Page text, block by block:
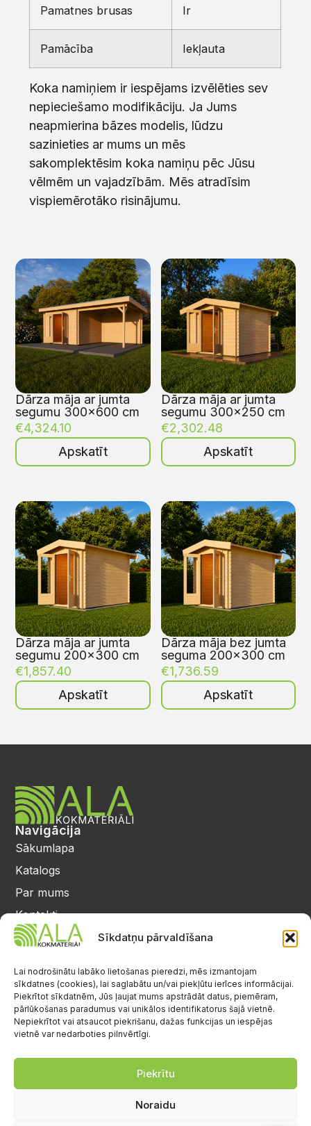
Sīkdatņu pārvaldīšana
Lai nodrošinātu labāko lietošanas pieredzi, mēs izmantojam
sīkdatnes (cookies), lai saglabātu un/vai piekļūtu ierīces informācijai.
Piekrītot sīkdatnēm, Jūs ļaujat mums apstrādāt datus, piemēram,
pārlūkošanas paradumus vai unikālos identifikatorus šajā vietnē.
Nepiekrītot vai atsaucot piekrišanu, dažas funkcijas un iespējas
vietnē var nedarboties pilnvērtīgi.
Piekrītu
Noraidu
Pamatnes brusas Ir
Pamācība Iekļauta
Koka namiņiem ir iespējams izvēlēties sev
nepieciešamo modifikāciju. Ja Jums
neapmierina bāzes modelis, lūdzu
sazinieties ar mums un mēs
sakomplektēsim koka namiņu pēc Jūsu
vēlmēm un vajadzībām. Mēs atradīsim
vispiemērotāko risinājumu.
Dārza māja ar jumta
segumu 300×600 cm
€4,324.10
Apskatīt
Dārza māja ar jumta
segumu 300×250 cm
€2,302.48
Apskatīt
Dārza māja ar jumta
segumu 200×300 cm
€1,857.40
Apskatīt
Dārza māja bez jumta
seguma 200×300 cm
€1,736.59
Apskatīt
Navigācija
Sākumlapa
Katalogs
Par mums
Kontakti
Privātuma politika
25 64 17 98
info@alalignea.lv
Daugavas iela 28, Mārupe
Facebook
S.-Sv.: brīvs